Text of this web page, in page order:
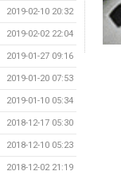
2019-02-10 20:32
2019-02-02 22:04
2019-01-27 09:16
2019-01-20 07:53
2019-01-10 05:34
2018-12-17 05:30
2018-12-10 05:23
2018-12-02 21:19